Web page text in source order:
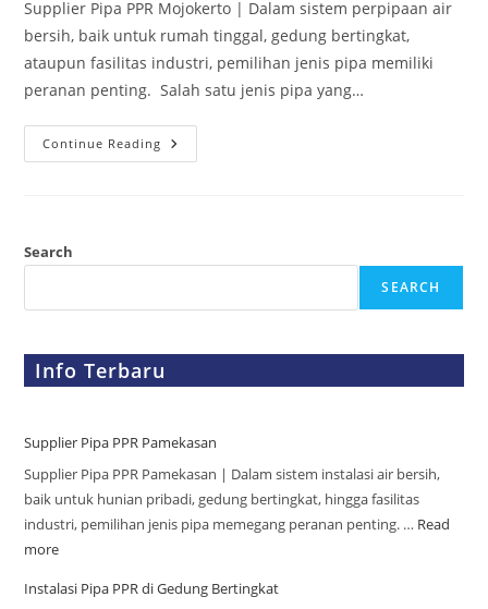
Supplier Pipa PPR Mojokerto | Dalam sistem perpipaan air
bersih, baik untuk rumah tinggal, gedung bertingkat,
ataupun fasilitas industri, pemilihan jenis pipa memiliki
peranan penting. Salah satu jenis pipa yang…
Continue Reading
Search
SEARCH
Info Terbaru
Supplier Pipa PPR Pamekasan
Supplier Pipa PPR Pamekasan | Dalam sistem instalasi air bersih,
baik untuk hunian pribadi, gedung bertingkat, hingga fasilitas
industri, pemilihan jenis pipa memegang peranan penting. … Read
more
Instalasi Pipa PPR di Gedung Bertingkat